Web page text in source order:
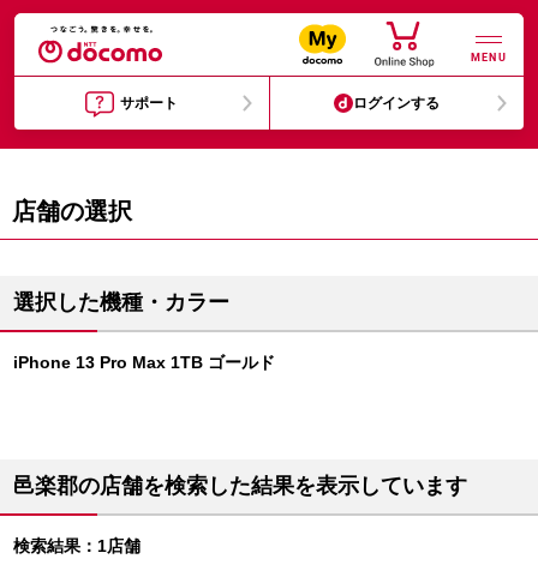
MENU
サポート ログインする
店舗の選択
選択した機種・カラー
iPhone 13 Pro Max 1TB ゴールド
邑楽郡の店舗を検索した結果を表示しています
検索結果：1店舗